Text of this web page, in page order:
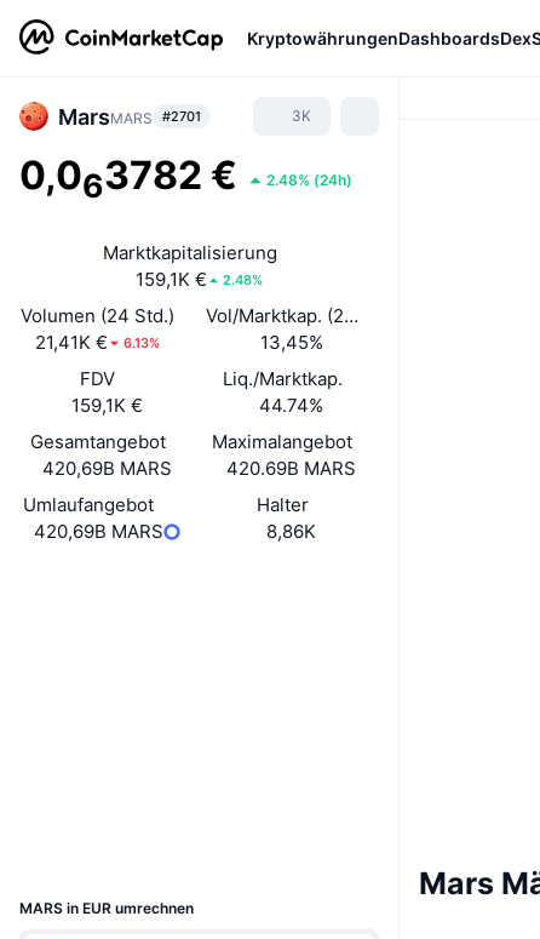
KryptowährungenDashboards
MarsMARS #2701 3K
0,063782 € 2.48% (24h)
Marktkapitalisierung
159,1K €
2.48%
Volumen (24 Std.)
21,41K €
6.13%
Vol/Marktkap. (24 h)
13,45%
FDV
159,1K €
Liq./Marktkap.
44.74%
Gesamtangebot
420,69B MARS
Maximalangebot
420.69B MARS
Umlaufangebot
420,69B MARS
Halter
8,86K
MARS in EUR umrechnen
Mars